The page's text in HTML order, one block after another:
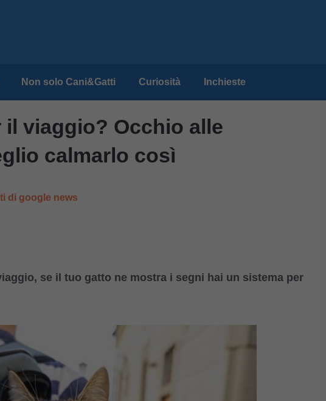
Non solo Cani&Gatti Curiosità Inchieste
viaggio? Occhio alle
calmarlo così
di google news
se il tuo gatto ne mostra i segni hai un sistema per